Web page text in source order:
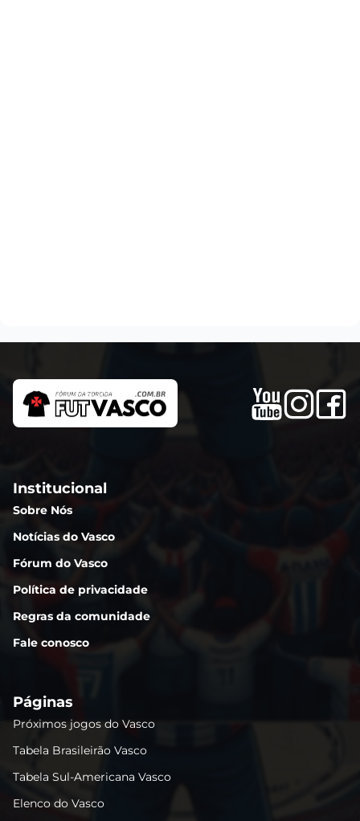
Institucional
Sobre Nós
Notícias do Vasco
Fórum do Vasco
Política de privacidade
Regras da comunidade
Fale conosco
Páginas
Próximos jogos do Vasco
Tabela Brasileirão Vasco
Tabela Sul-Americana Vasco
Elenco do Vasco